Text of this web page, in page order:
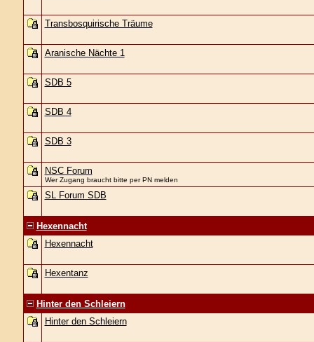
Transbosquirische Träume
Aranische Nächte 1
SDB 5
SDB 4
SDB 3
NSC Forum
Wer Zugang braucht bitte per PN melden
SL Forum SDB
Hexennacht
Hexennacht
Hexentanz
Hinter den Schleiern
Hinter den Schleiern